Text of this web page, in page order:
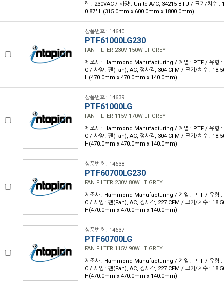
력 : 230VAC / 사양 : Unité A/C, 34215 BTU / 크기/치수 :
0.87" H(315.0mm x 600.0mm x 1800.0mm)
상품번호 : 14640
PTF61000LG230
FAN FILTER 230V 150W LT GREY
제조사 : Hammond Manufacturing / 계열 : PTF / 유형 :
C / 사양 : 팬(Fan), AC, 정사각, 304 CFM / 크기/치수 :
H(470.0mm x 470.0mm x 140.0mm)
상품번호 : 14639
PTF61000LG
FAN FILTER 115V 170W LT GREY
제조사 : Hammond Manufacturing / 계열 : PTF / 유형 :
C / 사양 : 팬(Fan), AC, 정사각, 304 CFM / 크기/치수 :
H(470.0mm x 470.0mm x 140.0mm)
상품번호 : 14638
PTF60700LG230
FAN FILTER 230V 80W LT GREY
제조사 : Hammond Manufacturing / 계열 : PTF / 유형 :
C / 사양 : 팬(Fan), AC, 정사각, 227 CFM / 크기/치수 :
H(470.0mm x 470.0mm x 140.0mm)
상품번호 : 14637
PTF60700LG
FAN FILTER 115V 90W LT GREY
제조사 : Hammond Manufacturing / 계열 : PTF / 유형 :
C / 사양 : 팬(Fan), AC, 정사각, 227 CFM / 크기/치수 :
H(470.0mm x 470.0mm x 140.0mm)